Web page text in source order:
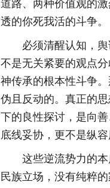
道路、两种价值观的
透的你死我活的斗争。
必须清醒认知，
不是无关紧要的观点
神传承的根本性斗争
伪且反动的。真正的
下的良性探讨，是向
底线妥协，更不是纵
这些逆流势力的
民族立场，没有纯粹